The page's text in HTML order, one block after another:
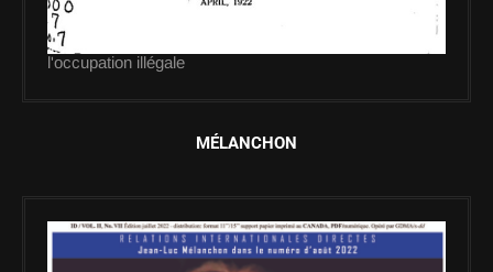
l'occupation illégale
MÉLANCHON